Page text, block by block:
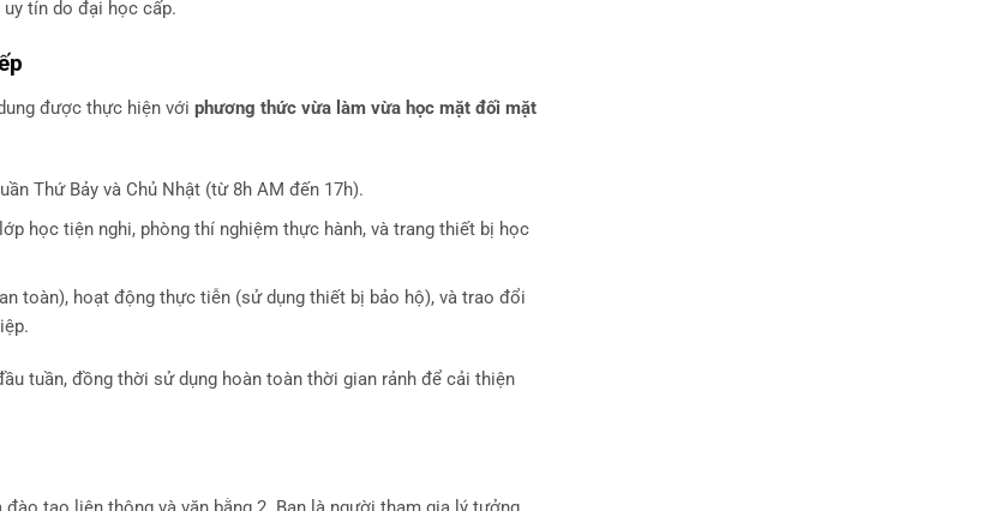
tín do đại học cấp.
được thực hiện với phương thức vừa làm vừa học mặt đối mặt
Thứ Bảy và Chủ Nhật (từ 8h AM đến 17h).
học tiện nghi, phòng thí nghiệm thực hành, và trang thiết bị học
toàn), hoạt động thực tiễn (sử dụng thiết bị bảo hộ), và trao đổi
tuần, đồng thời sử dụng hoàn toàn thời gian rảnh để cải thiện